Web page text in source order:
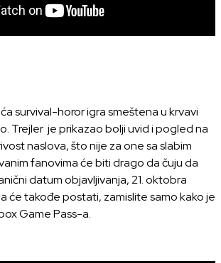
survival-horor igra smeštena u krvavi
Trejler je prikazao bolji uvid i pogled na
naslova, što nije za one sa slabim
fanovima će biti drago da čuju da
datum objavljivanja, 21. oktobra
će takođe postati, zamislite samo kako je
Game Pass-a.